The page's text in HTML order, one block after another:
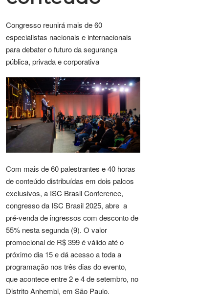
Congresso reunirá mais de 60
especialistas nacionais e internacionais
para debater o futuro da segurança
pública, privada e corporativa
Com mais de 60 palestrantes e 40 horas
de conteúdo distribuídas em dois palcos
exclusivos, a ISC Brasil Conference,
congresso da ISC Brasil 2025, abre a
pré-venda de ingressos com desconto de
55% nesta segunda (9). O valor
promocional de R$ 399 é válido até o
próximo dia 15 e dá acesso a toda a
programação nos três dias do evento,
que acontece entre 2 e 4 de setembro, no
Distrito Anhembi, em São Paulo.